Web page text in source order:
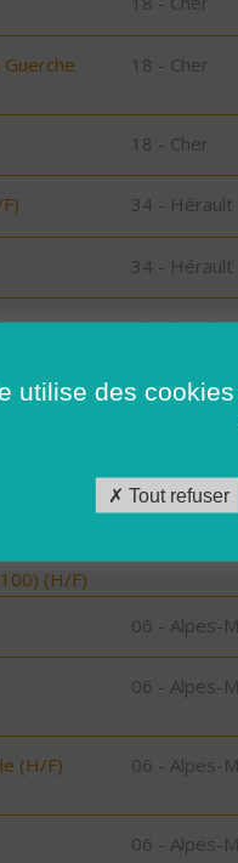
18 - Cher
18 - Cher
34 - Hérault
34 - Hérault
19 - Corrèze
Temps
41 - Loir-et-
-
ET
(H/F)
06 - Alpes-
06 - Alpes-
(H/F) 06 - Alpes-
06 - Alpes-
utilise des
Tout refuser